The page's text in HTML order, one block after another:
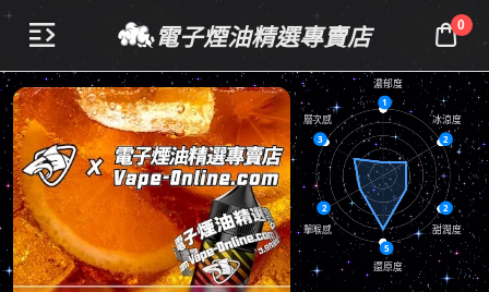
 電子煙油精選專賣店 0
1
2
2
5
2
3
濃郁度
冰涼度
甜潤度
還原度
擊喉感
層次感